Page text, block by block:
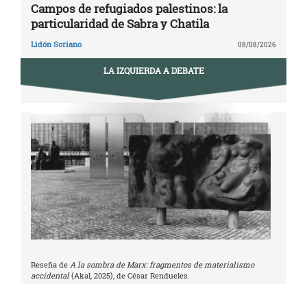
Campos de refugiados palestinos: la
particularidad de Sabra y Chatila
Lidón Soriano 08/08/2026
LA IZQUIERDA A DEBATE
Reseña de A la sombra de Marx: fragmentos de materialismo
accidental(Akal, 2025), de César Rendueles.